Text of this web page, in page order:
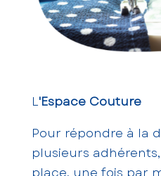
L'Espace Couture
Pour répondre à la
plusieurs
place, une fois par